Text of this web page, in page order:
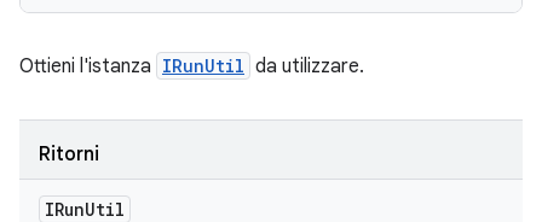
Ottieni l'istanza IRunUtil da utilizzare.
Ritorni
IRunUtil